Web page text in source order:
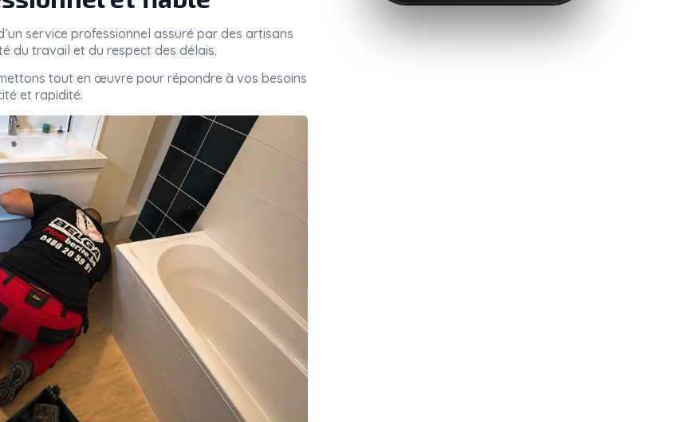
d’un service professionnel assuré par des artisans
du travail et du respect des délais.
tout en œuvre pour répondre à vos besoins
et rapidité.